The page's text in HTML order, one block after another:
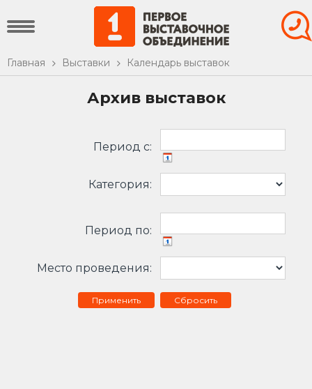
Главная Выставки Календарь выставок
Архив выставок
Период c:
Категория:
Период по:
Место проведения:
Сбросить